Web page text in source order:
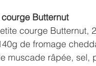
Butternut
courge
de fromage
muscade râpée, sel,